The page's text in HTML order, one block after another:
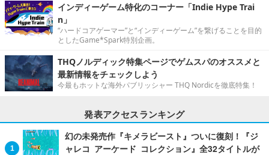
インディーゲーム特化のコーナー「Indie Hype Trai
n」
“ハードコアゲーマー”と“インディーゲーム”を繋げることを目的
としたGame*Spark特別企画。
THQノルディック特集ページでゲムスパのオススメと
最新情報をチェックしよう
今最もホットな海外パブリッシャー THQ Nordicを徹底特集！
発表アクセスランキング
幻の未発売作『キメラビースト』ついに復刻！『ジ
ャレコ アーケード コレクション』全32タイトルが